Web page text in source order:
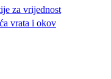
za vrijednost
vrata i okov